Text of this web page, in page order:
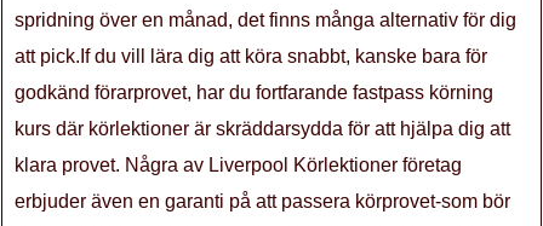
spridning över en månad, det finns många alternativ för dig
att pick.If du vill lära dig att köra snabbt, kanske bara för
godkänd förarprovet, har du fortfarande fastpass körning
kurs där körlektioner är skräddarsydda för att hjälpa dig att
klara provet. Några av Liverpool Körlektioner företag
erbjuder även en garanti på att passera körprovet-som bör